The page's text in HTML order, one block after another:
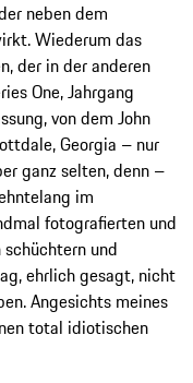
neben dem
Wiederum das
der in der anderen
One, Jahrgang
von dem John
Georgia – nur
ganz selten, denn –
im
fotografierten und
und
ehrlich gesagt, nicht
Angesichts meines
total idiotischen